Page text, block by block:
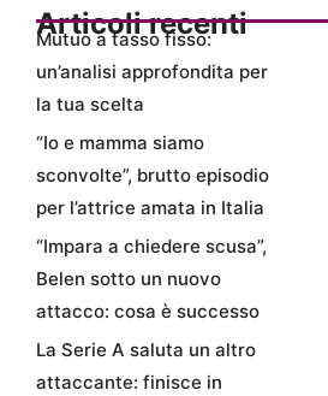
Articoli recenti
Mutuo a tasso fisso:
un’analisi approfondita per
la tua scelta
“Io e mamma siamo
sconvolte”, brutto episodio
per l’attrice amata in Italia
“Impara a chiedere scusa”,
Belen sotto un nuovo
attacco: cosa è successo
La Serie A saluta un altro
attaccante: finisce in